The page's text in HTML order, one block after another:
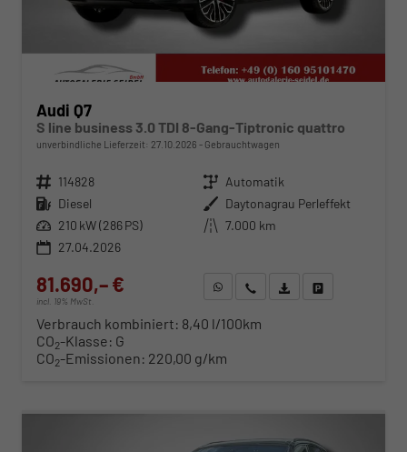
Audi Q7
S line business 3.0 TDI 8-Gang-Tiptronic quattro
unverbindliche Lieferzeit: 27.10.2026 Gebrauchtwagen
Fahrzeugnr. 114828 Getriebe Automatik
Kraftstoff Diesel Außenfarbe Daytonagrau Perleffekt
Leistung 210 kW (286 PS) Kilometerstand 7.000 km
27.04.2026
81.690,– €
incl. 19% MwSt.
WhatsApp anfragen
Wir rufen Sie anFahrzeugexposé (PDF)
Verbrauch kombiniert: 8,40 l/100km
CO2-Klasse: G
CO2-Emissionen: 220,00 g/km